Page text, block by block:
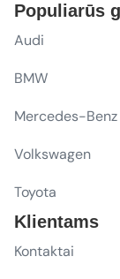
Populiarūs
Audi
BMW
Mercedes-Benz
Volkswagen
Toyota
Klientams
Kontaktai